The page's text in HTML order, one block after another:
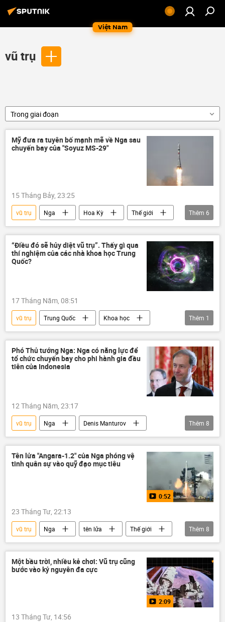
Việt Nam
vũ trụ
Trong giai đoạn
Mỹ đưa ra tuyên bố mạnh mẽ về Nga sau
chuyến bay của "Soyuz MS-29"
15 Tháng Bảy, 23:25
vũ trụ Nga Hoa Kỳ
Thế giới
NASA
Roscosmos
Moskva
Baikonur
ISS Soyuz MS
Thêm 6
“Điều đó sẽ hủy diệt vũ trụ”. Thấy gì qua
thí nghiệm của các nhà khoa học Trung
Quốc?
17 Tháng Năm, 08:51
vũ trụ Trung Quốc
Khoa học
Nhà khoa học
Thêm 1
Phó Thủ tướng Nga: Nga có năng lực để
tổ chức chuyến bay cho phi hành gia đầu
tiên của Indonesia
12 Tháng Năm, 23:17
vũ trụ Nga
Denis Manturov
Indonesia
Thế giới
năng lượng hạt nhân
hợp tác
Kinh tế
thương mại
Thêm 8
Tên lửa "Angara-1.2" của Nga phóng vệ
tinh quân sự vào quỹ đạo mục tiêu
0:52
23 Tháng Tư, 22:13
vũ trụ Nga tên lửa
Thế giới
sân bay vũ trụ Plesetsk
Quân sự
Bộ Quốc phòng Nga
vệ tinh
phóng vệ tinh
tên lửa vũ trụ
Thêm 8
Một bầu trời, nhiều kẻ chơi: Vũ trụ cũng
bước vào kỷ nguyên đa cực
2:09
13 Tháng Tư, 14:56